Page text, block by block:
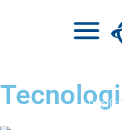
|